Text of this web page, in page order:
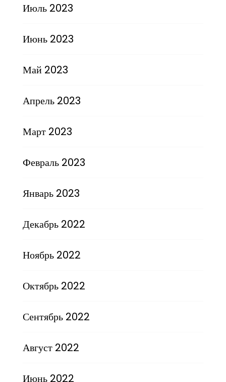
Июль 2023
Июнь 2023
Май 2023
Апрель 2023
Март 2023
Февраль 2023
Январь 2023
Декабрь 2022
Ноябрь 2022
Октябрь 2022
Сентябрь 2022
Август 2022
Июнь 2022